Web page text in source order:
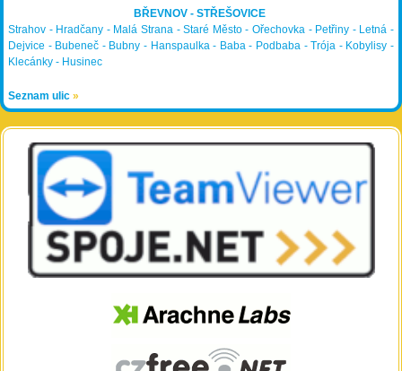
BŘEVNOV - STŘEŠOVICE
Strahov - Hradčany - Malá Strana - Staré Město - Ořechovka - Petřiny - Letná -
Dejvice - Bubeneč - Bubny - Hanspaulka - Baba - Podbaba - Trója - Kobylisy -
Klecánky - Husinec
Seznam ulic »